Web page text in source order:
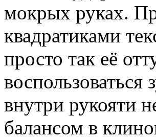
мокрых руках.
квадратиками
просто так её
внутри рукояти
балансом в